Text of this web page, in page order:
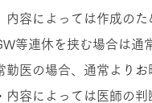
容によっては作成のた
等連休を挟む場合は
医の場合、通常よりお
容によっては医師の判